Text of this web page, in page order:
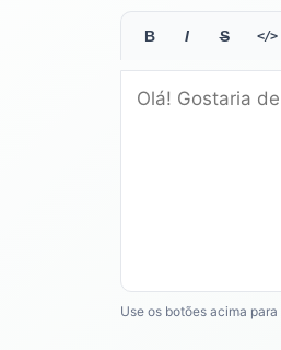
B I S </>
Use os botões acima